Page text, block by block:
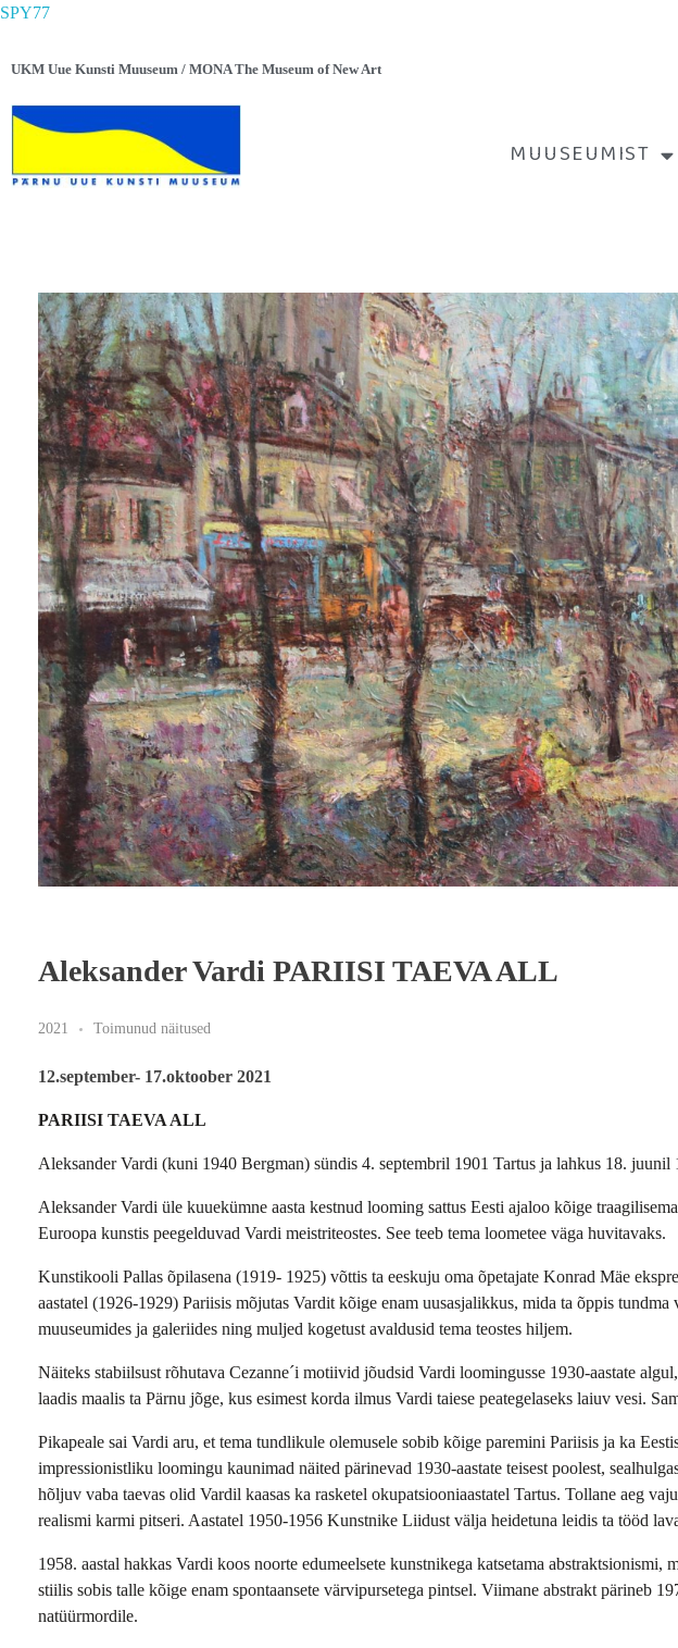
SPY77
UKM Uue Kunsti Muuseum / MONA The Museum of New Art
MUUSEUMIST
Aleksander Vardi PARIISI TAEVA ALL
2021 Toimunud näitused
12.september- 17.oktoober 2021
PARIISI TAEVA ALL
Aleksander Vardi (kuni 1940 Bergman) sündis 4. septembril 1901 Tartus ja lahkus 18. juunil
Aleksander Vardi üle kuuekümne aasta kestnud looming sattus Eesti ajaloo kõige
Euroopa kunstis peegelduvad Vardi meistriteostes. See teeb tema loometee väga huvitavaks.
Kunstikooli Pallas õpilasena (1919- 1925) võttis ta eeskuju oma õpetajate Konrad Mäe
aastatel (1926-1929) Pariisis mõjutas Vardit kõige enam uusasjalikkus, mida ta õppis
muuseumides ja galeriides ning muljed kogetust avaldusid tema teostes hiljem.
Näiteks stabiilsust rõhutava Cezanne´i motiivid jõudsid Vardi loomingusse 1930-aastate
laadis maalis ta Pärnu jõge, kus esimest korda ilmus Vardi taiese peategelaseks laiuv vesi.
Pikapeale sai Vardi aru, et tema tundlikule olemusele sobib kõige paremini Pariisis ja ka
impressionistliku loomingu kaunimad näited pärinevad 1930-aastate teisest poolest,
hõljuv vaba taevas olid Vardil kaasas ka rasketel okupatsiooniaastatel Tartus. Tollane aeg
realismi karmi pitseri. Aastatel 1950-1956 Kunstnike Liidust välja heidetuna leidis ta tööd
1958. aastal hakkas Vardi koos noorte edumeelsete kunstnikega katsetama abstraktsionismi,
stiilis sobis talle kõige enam spontaansete värvipursetega pintsel. Viimane abstrakt pärineb
natüürmordile.